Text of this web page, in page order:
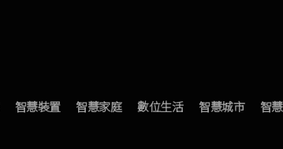
智慧裝置 智慧家庭 數位生活 智慧城市 智